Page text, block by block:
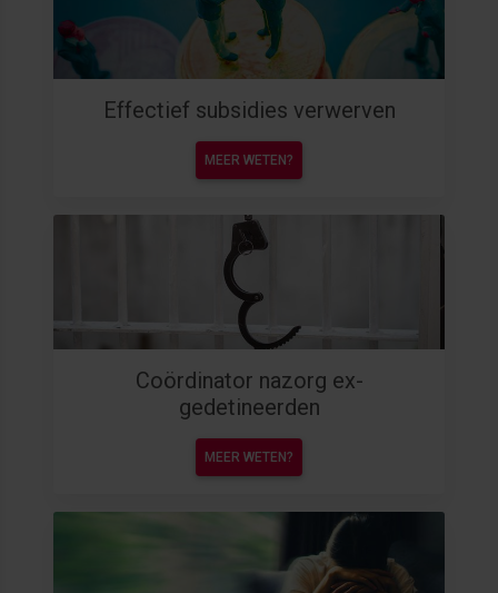
Effectief subsidies verwerven
MEER WETEN?
Coördinator nazorg ex-
gedetineerden
MEER WETEN?